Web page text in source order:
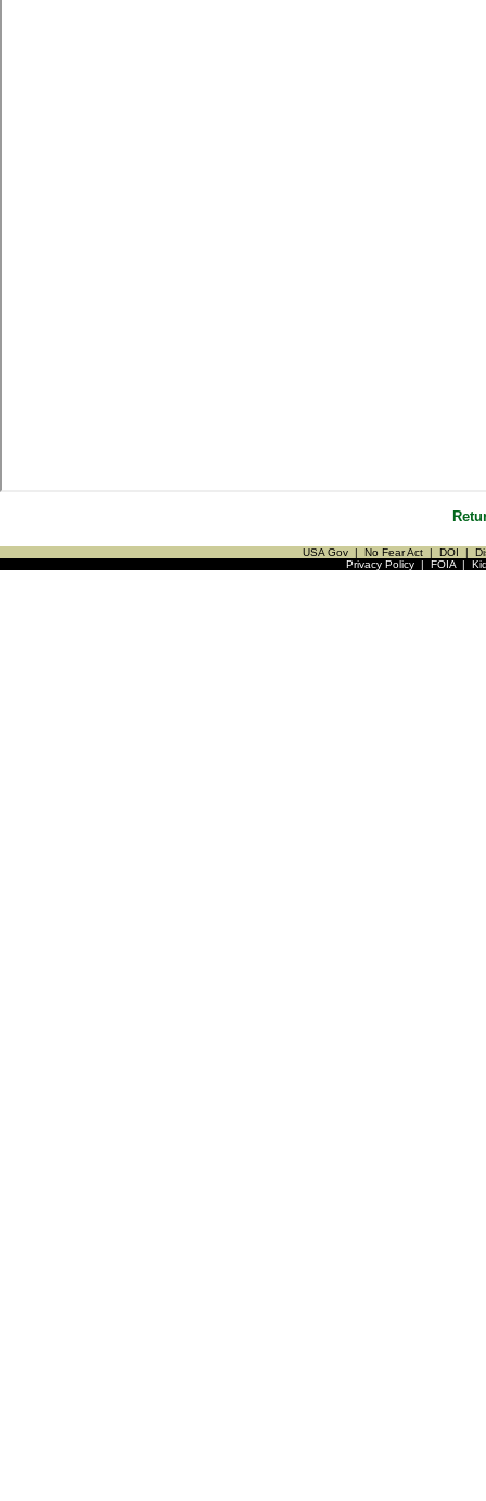
USA Gov | No Fear Act | DOI |
Privacy Policy| FOIA|